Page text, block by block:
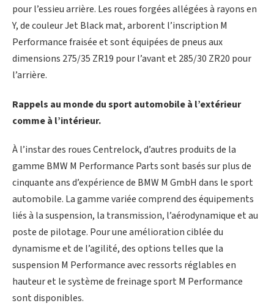
pour l’essieu arrière. Les roues forgées allégées à rayons en
Y, de couleur Jet Black mat, arborent l’inscription M
Performance fraisée et sont équipées de pneus aux
dimensions 275/35 ZR19 pour l’avant et 285/30 ZR20 pour
l’arrière.
Rappels au monde du sport automobile à l’extérieur
comme à l’intérieur.
À l’instar des roues Centrelock, d’autres produits de la
gamme BMW M Performance Parts sont basés sur plus de
cinquante ans d’expérience de BMW M GmbH dans le sport
automobile. La gamme variée comprend des équipements
liés à la suspension, la transmission, l’aérodynamique et au
poste de pilotage. Pour une amélioration ciblée du
dynamisme et de l’agilité, des options telles que la
suspension M Performance avec ressorts réglables en
hauteur et le système de freinage sport M Performance
sont disponibles.